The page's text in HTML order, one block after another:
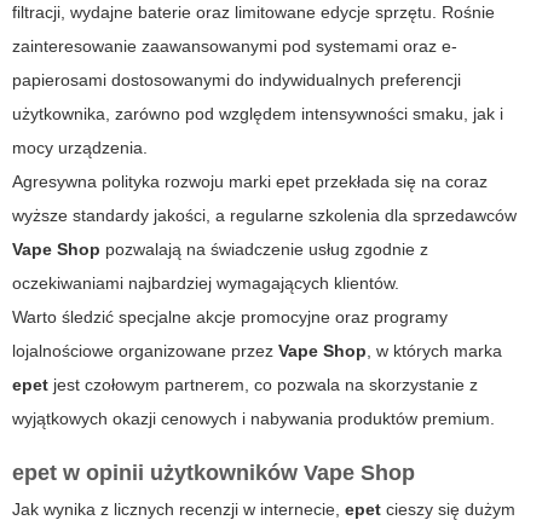
filtracji, wydajne baterie oraz limitowane edycje sprzętu. Rośnie
zainteresowanie zaawansowanymi pod systemami oraz e-
papierosami dostosowanymi do indywidualnych preferencji
użytkownika, zarówno pod względem intensywności smaku, jak i
mocy urządzenia.
Agresywna polityka rozwoju marki epet przekłada się na coraz
wyższe standardy jakości, a regularne szkolenia dla sprzedawców
Vape Shop pozwalają na świadczenie usług zgodnie z
oczekiwaniami najbardziej wymagających klientów.
Warto śledzić specjalne akcje promocyjne oraz programy
lojalnościowe organizowane przez Vape Shop , w których marka
epet jest czołowym partnerem, co pozwala na skorzystanie z
wyjątkowych okazji cenowych i nabywania produktów premium.
epet w opinii użytkowników Vape Shop
Jak wynika z licznych recenzji w internecie, epet cieszy się dużym